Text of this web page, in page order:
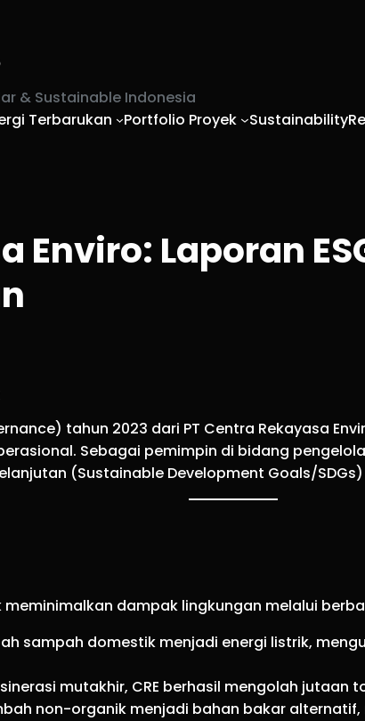
& Sustainable Indonesia
Terbarukan Portfolio Proyek Sustainability
Enviro: Laporan
tahun 2023 dari PT Centra Rekayasa
Sebagai pemimpin di bidang
(Sustainable Development Goals/
dampak lingkungan melalui
sampah domestik menjadi energi listrik,
mutakhir, CRE berhasil mengolah
non-organik menjadi bahan bakar